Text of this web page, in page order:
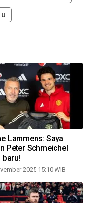
Lammens: Saya
Peter Schmeichel
baru!
2025 15:10 WIB